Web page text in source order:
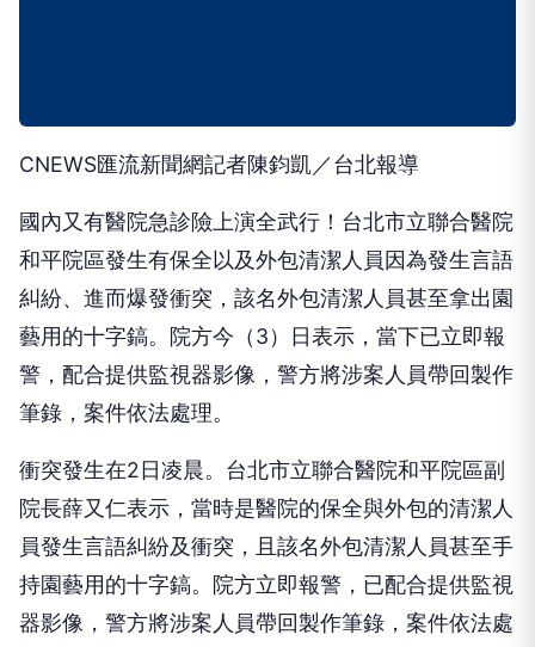
CNEWS匯流新聞網記者陳鈞凱／台北報導
國內又有醫院急診險上演全武行！台北市立聯合醫院
和平院區發生有保全以及外包清潔人員因為發生言語
糾紛、進而爆發衝突，該名外包清潔人員甚至拿出園
藝用的十字鎬。院方今（3）日表示，當下已立即報
警，配合提供監視器影像，警方將涉案人員帶回製作
筆錄，案件依法處理。
衝突發生在2日凌晨。台北市立聯合醫院和平院區副
院長薛又仁表示，當時是醫院的保全與外包的清潔人
員發生言語糾紛及衝突，且該名外包清潔人員甚至手
持園藝用的十字鎬。院方立即報警，已配合提供監視
器影像，警方將涉案人員帶回製作筆錄，案件依法處